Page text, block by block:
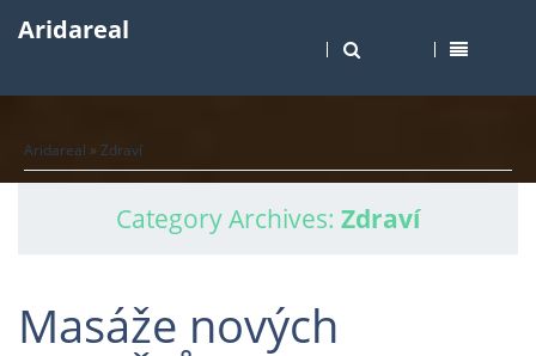
Aridareal
Aridareal » Zdraví
Category Archives: Zdraví
Masáže nových